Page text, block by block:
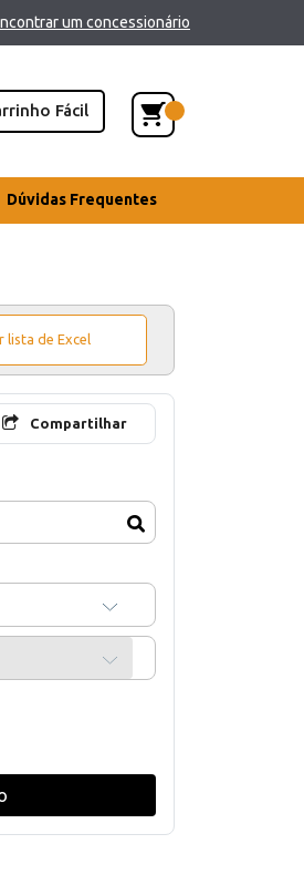
um concessionário
Fácil
Dúvidas Frequentes
lista de Excel
Compartilhar